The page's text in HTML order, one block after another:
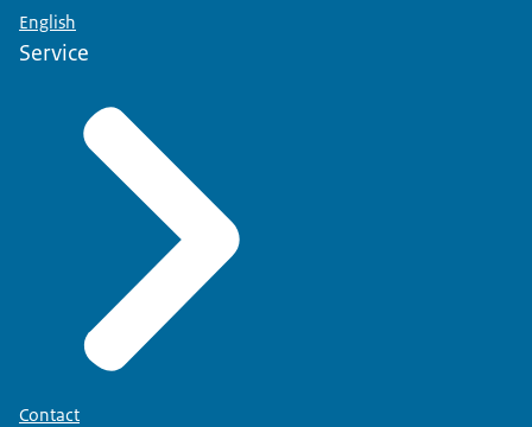
English
Service
Contact